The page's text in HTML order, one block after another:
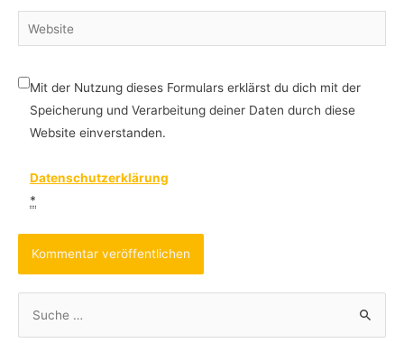
Website
Mit der Nutzung dieses Formulars erklärst du dich mit der
Speicherung und Verarbeitung deiner Daten durch diese
Website einverstanden.
Datenschutzerklärung
*